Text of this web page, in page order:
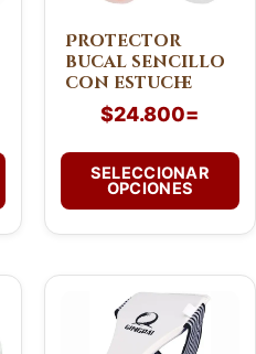
Protector
bucal sencillo
con estuche
$24.800=
SELECCIONAR
OPCIONES
pueden
elegir
en
producto
producto